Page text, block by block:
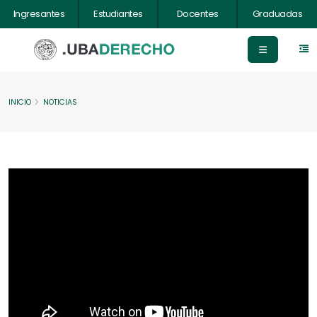
Ingresantes Estudiantes Docentes Graduadas
INICIO NOTICIAS